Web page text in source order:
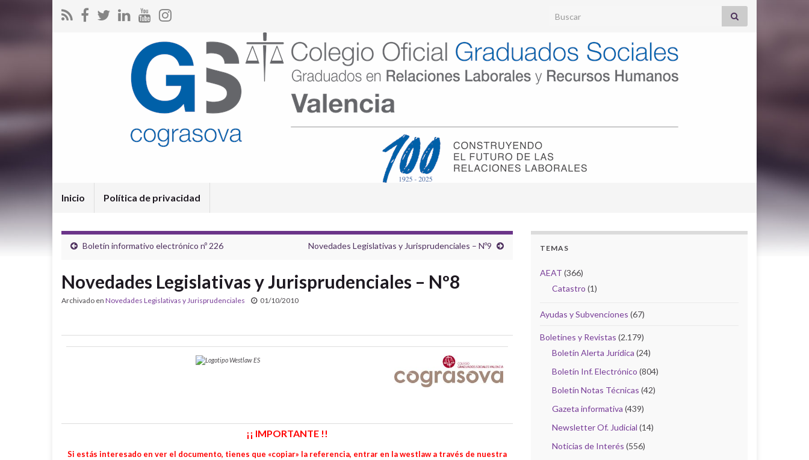
Search for:
Inicio Política de privacidad
Boletín informativo electrónico nº 226 Novedades Legislativas y Jurisprudenciales – Nº9
Novedades Legislativas y Jurisprudenciales – Nº8
Archivado en Novedades Legislativas y Jurisprudenciales 01/10/2010
¡¡ IMPORTANTE !!
Si estás interesado en ver el documento, tienes que «copiar» la referencia, entrar en la westlaw a través de nuestra
TEMAS
AEAT (366)
Catastro (1)
Ayudas y Subvenciones (67)
Boletines y Revistas (2.179)
Boletín Alerta Jurídica (24)
Boletín Inf. Electrónico (804)
Boletín Notas Técnicas (42)
Gazeta informativa (439)
Newsletter Of. Judicial (14)
Noticias de Interés (556)